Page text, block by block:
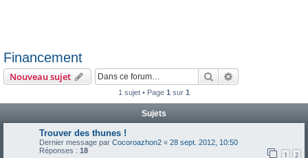
Financement
Nouveau sujet Rechercher
1 sujet • Page 1 sur 1
Sujets
Trouver des thunes !
Dernier message par Cocoroazhon2 « 28 sept. 2012, 10:50
Réponses : 18 1 2